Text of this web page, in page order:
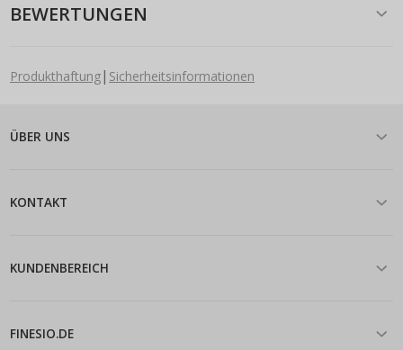
BEWERTUNGEN
Produkthaftung| Sicherheitsinformationen
ÜBER UNS
KONTAKT
KUNDENBEREICH
FINESIO.DE